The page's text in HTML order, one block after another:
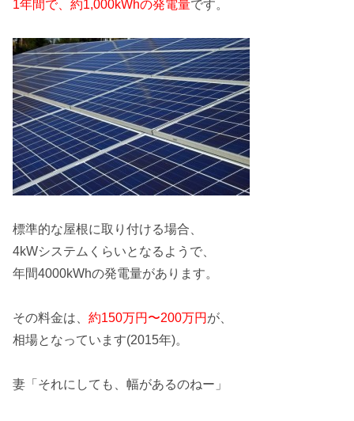
1年間で、約1,000kWhの発電量です。
標準的な屋根に取り付ける場合、
4kWシステム くらいとなるようで、
年間4000kWhの発電量があります。
その料金は、 約150万円〜200万円 が、
相場となっています(2015年)。
妻「それにしても、幅があるのねー」